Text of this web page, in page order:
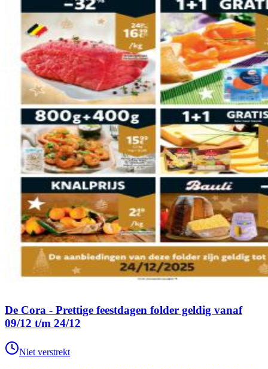
De Cora - Prettige feestdagen folder geldig vanaf
09/12 t/m 24/12
Niet verstrekt